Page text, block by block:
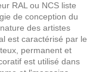
RAL ou NCS liste
de conception du
des artistes
est caractérisé par le
permanent et
est utilisé dans